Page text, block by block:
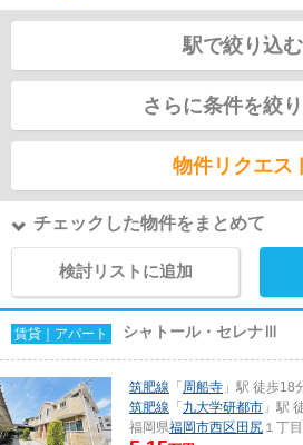
駅で絞り込む
さらに条件を絞
物件リクエス
チェックした物件をまとめて
検討リストに追加
賃貸｜アパート シャトール・セレナⅢ
筑肥線 「 周船寺 」駅 徒歩18
筑肥線 「 九大学研都市 」駅
福岡県福岡市西区 田尻 １丁